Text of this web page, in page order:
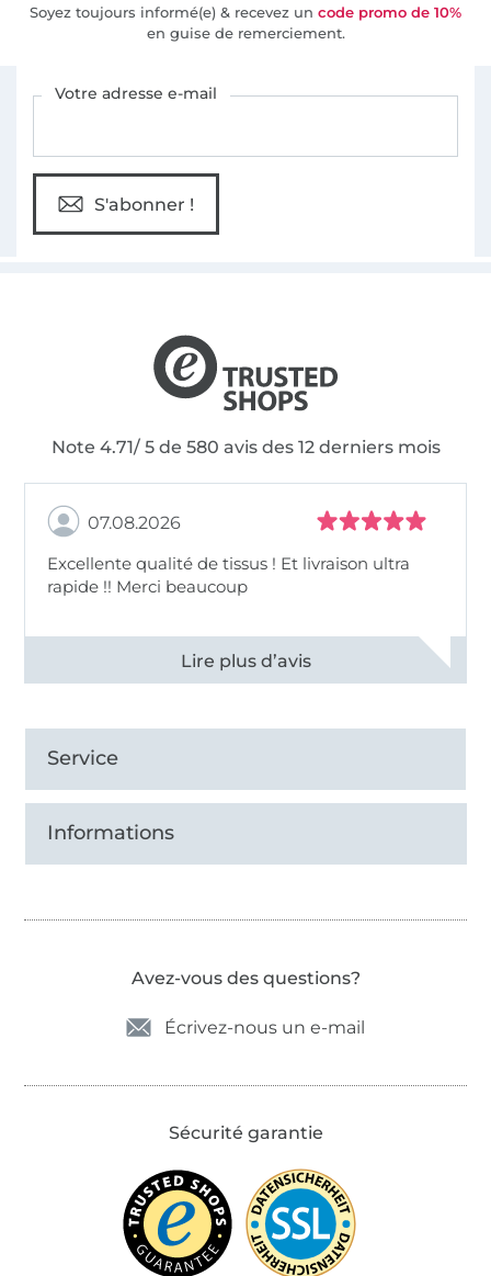
Soyez toujours informé(e) & recevez un code promo de 10%
en guise de remerciement.
Votre adresse e-mail
S'abonner !
Note 4.71/ 5 de 580 avis des 12 derniers mois
07.08.2026
Excellente qualité de tissus ! Et livraison ultra
rapide !! Merci beaucoup
Voir tous les 11497 commentaires
Service
Informations
Avez-vous des questions?
Écrivez-nous un e-mail
Sécurité garantie